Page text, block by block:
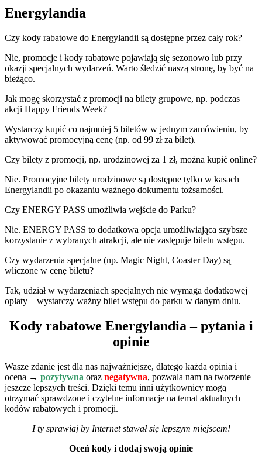
Energylandia
Czy kody rabatowe do Energylandii są dostępne przez cały rok?
Nie, promocje i kody rabatowe pojawiają się sezonowo lub przy
okazji specjalnych wydarzeń. Warto śledzić naszą stronę, by być na
bieżąco.
Jak mogę skorzystać z promocji na bilety grupowe, np. podczas
akcji Happy Friends Week?
Wystarczy kupić co najmniej 5 biletów w jednym zamówieniu, by
aktywować promocyjną cenę (np. od 99 zł za bilet).
Czy bilety z promocji, np. urodzinowej za 1 zł, można kupić online?
Nie. Promocyjne bilety urodzinowe są dostępne tylko w kasach
Energylandii po okazaniu ważnego dokumentu tożsamości.
Czy ENERGY PASS umożliwia wejście do Parku?
Nie. ENERGY PASS to dodatkowa opcja umożliwiająca szybsze
korzystanie z wybranych atrakcji, ale nie zastępuje biletu wstępu.
Czy wydarzenia specjalne (np. Magic Night, Coaster Day) są
wliczone w cenę biletu?
Tak, udział w wydarzeniach specjalnych nie wymaga dodatkowej
opłaty – wystarczy ważny bilet wstępu do parku w danym dniu.
Kody rabatowe Energylandia – pytania i
opinie
Wasze zdanie jest dla nas najważniejsze, dlatego każda opinia i
ocena → pozytywna oraz negatywna, pozwala nam na tworzenie
jeszcze lepszych treści. Dzięki temu inni użytkownicy mogą
otrzymać sprawdzone i czytelne informacje na temat aktualnych
kodów rabatowych i promocji.
I ty sprawiaj by Internet stawał się lepszym miejscem!
Oceń kody i dodaj swoją opinie